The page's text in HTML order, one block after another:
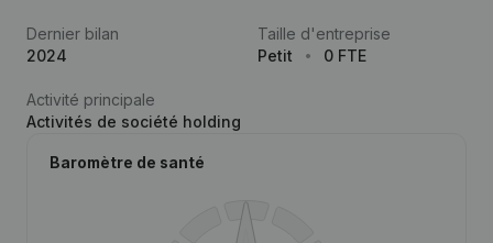
Dernier bilan
2024
Taille d'entreprise
Petit
0 FTE
Activité principale
Activités de société holding
Baromètre de santé